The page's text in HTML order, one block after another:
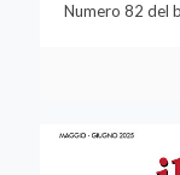
Numero 82 del